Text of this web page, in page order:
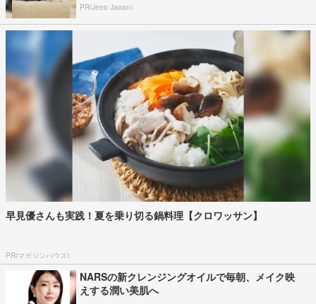
PR(Jeep Japan)
早見優さんも実践！夏を乗り切る鍋料理【クロワッサン】
PR(マガジンハウス)
NARSの新クレンジングオイルで毎朝、メイク映
えする潤い美肌へ